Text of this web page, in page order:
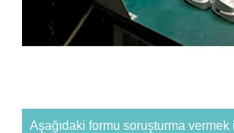
Aşağıdaki formu soruşturma